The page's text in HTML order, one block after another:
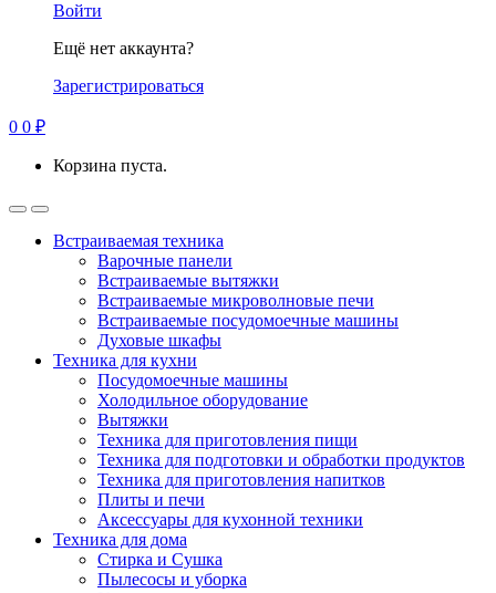
Войти
Ещё нет аккаунта?
Зарегистрироваться
0 0 ₽
Корзина пуста.
Встраиваемая техника
Варочные панели
Встраиваемые вытяжки
Встраиваемые микроволновые печи
Встраиваемые посудомоечные машины
Духовые шкафы
Техника для кухни
Посудомоечные машины
Холодильное оборудование
Вытяжки
Техника для приготовления пищи
Техника для подготовки и обработки продуктов
Техника для приготовления напитков
Плиты и печи
Аксессуары для кухонной техники
Техника для дома
Стирка и Сушка
Пылесосы и уборка